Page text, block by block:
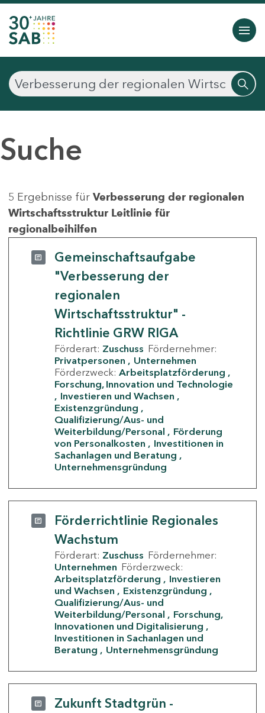
Suche
5 Ergebnisse für Verbesserung der regionalen
Wirtschaftsstruktur Leitlinie für
regionalbeihilfen
Gemeinschaftsaufgabe
"Verbesserung der
regionalen
Wirtschaftsstruktur" -
Richtlinie GRW RIGA
Förderart: Zuschuss Fördernehmer:
Privatpersonen
Unternehmen
Förderzweck: Arbeitsplatzförderung
Forschung, Innovation und Technologie
Investieren und Wachsen
Existenzgründung
Qualifizierung/Aus- und
Weiterbildung/Personal
Förderung
von Personalkosten
Investitionen in
Sachanlagen und Beratung
Unternehmensgründung
Förderrichtlinie Regionales
Wachstum
Förderart: Zuschuss Fördernehmer:
Unternehmen Förderzweck:
Arbeitsplatzförderung
Investieren
und Wachsen
Existenzgründung
Qualifizierung/Aus- und
Weiterbildung/Personal
Forschung,
Innovationen und Digitalisierung
Investitionen in Sachanlagen und
Beratung
Unternehmensgründung
Zukunft Stadtgrün -